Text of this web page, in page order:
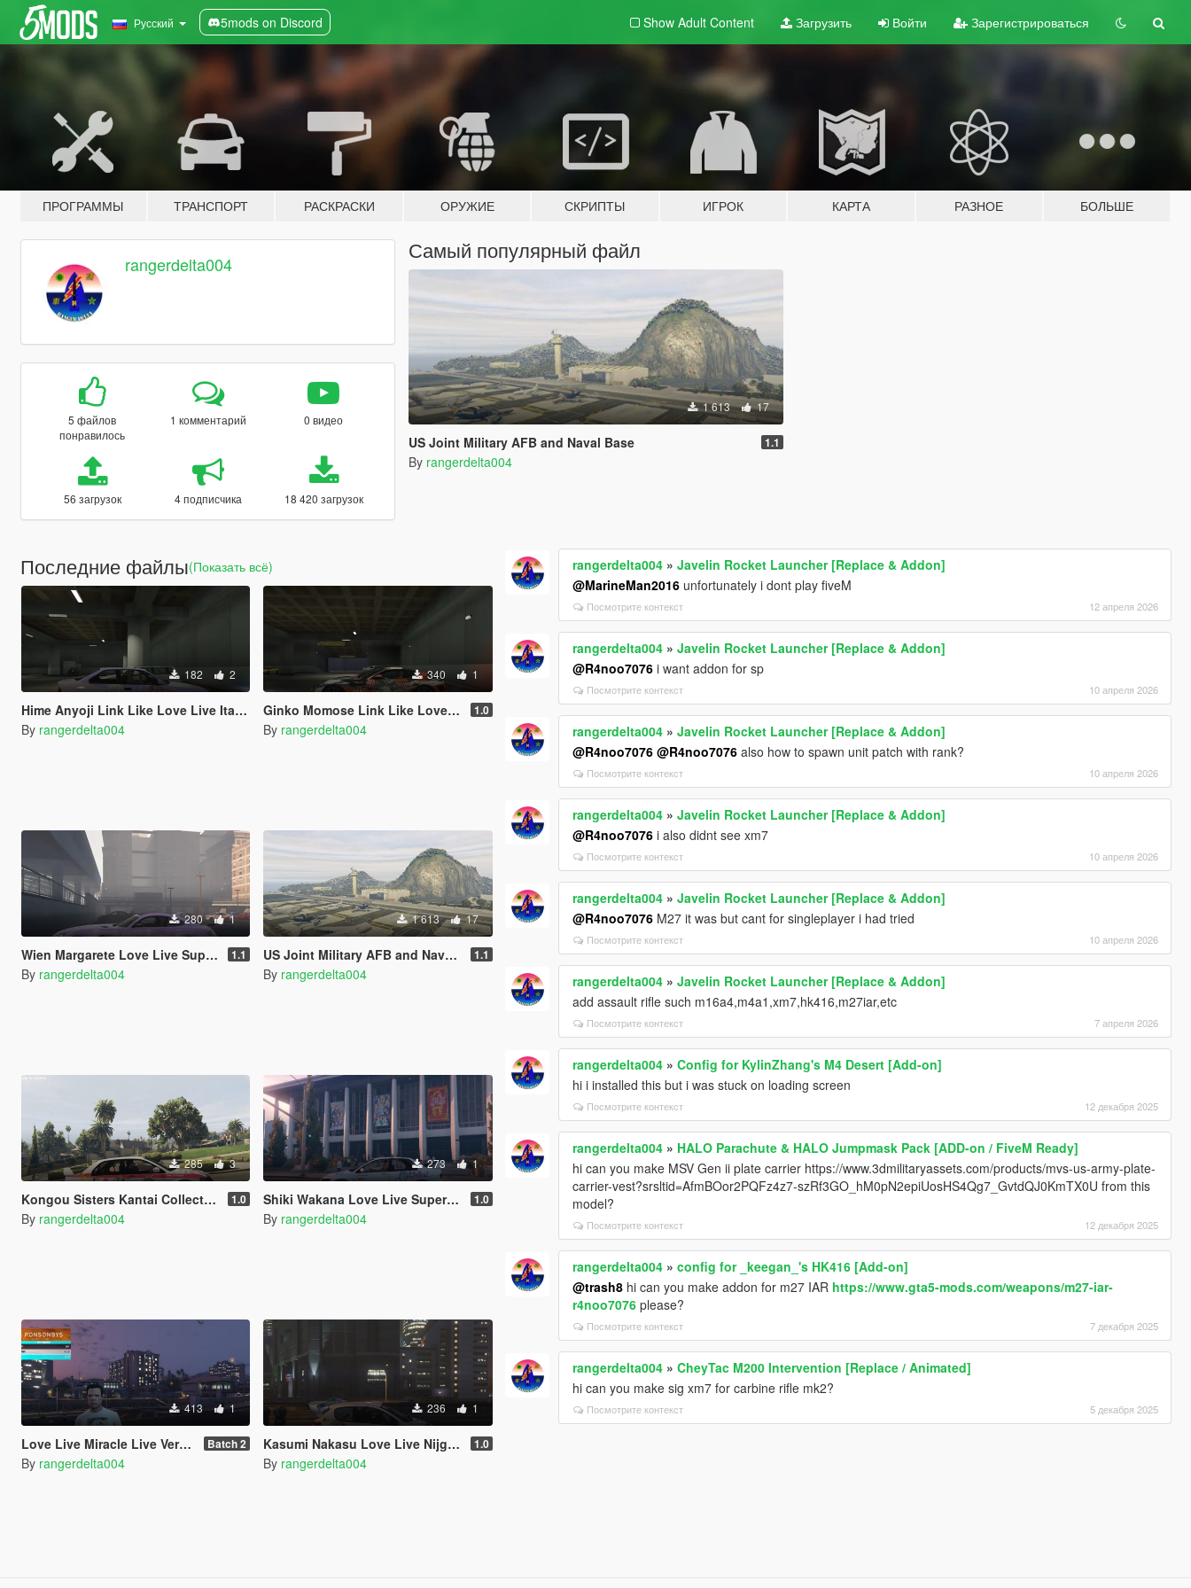
Русский 5mods on Discord Show Adult Content Загрузить Войти Зарегистрироваться
ПРОГРАММЫ ТРАНСПОРТ РАСКРАСКИ ОРУЖИЕ СКРИПТЫ ИГРОК КАРТА РАЗНОЕ БОЛЬШЕ
rangerdelta004
5 файлов
понравилось
1 комментарий 0 видео
56 загрузок 4 подписчика 18 420 загрузок
Самый популярный файл
1 613 17
US Joint Military AFB and Naval Base 1.1
By rangerdelta004
Последние файлы(Показать всё)
182 2
Hime Anyoji Link Like Love Live Itasha for BMW M3 E36 1997
By rangerdelta004
340 1
Ginko Momose Link Like Love Live Itasha for 2013 Ferrari F12 Stallone by Mansory 1.0
By rangerdelta004
280 1
Wien Margarete Love Live Superstar Itasha for 2017 Mercedes-Benz AMG GT-R 1.1
By rangerdelta004
1 613 17
US Joint Military AFB and Naval Base 1.1
By rangerdelta004
285 3
Kongou Sisters Kantai Collection for Mitsubishi Lancer Evolution IX 2005 1.0
By rangerdelta004
273 1
Shiki Wakana Love Live Superstar Itasha for 2003 Mitsubishi Lancer Evolution VIII 1.0
By rangerdelta004
413 1
Love Live Miracle Live Version T-Shirt Batch 2
By rangerdelta004
236 1
Kasumi Nakasu Love Live Nijgasaki School Idol Club Itasha for Peugeot 206 WRC 1.0
By rangerdelta004
rangerdelta004 »Javelin Rocket Launcher [Replace & Addon]
@MarineMan2016 unfortunately i dont play fiveM
Посмотрите контекст 12 апреля 2026
rangerdelta004 »Javelin Rocket Launcher [Replace & Addon]
@R4noo7076 i want addon for sp
Посмотрите контекст 10 апреля 2026
rangerdelta004 »Javelin Rocket Launcher [Replace & Addon]
@R4noo7076 @R4noo7076 also how to spawn unit patch with rank?
Посмотрите контекст 10 апреля 2026
rangerdelta004 »Javelin Rocket Launcher [Replace & Addon]
@R4noo7076 i also didnt see xm7
Посмотрите контекст 10 апреля 2026
rangerdelta004 »Javelin Rocket Launcher [Replace & Addon]
@R4noo7076 M27 it was but cant for singleplayer i had tried
Посмотрите контекст 10 апреля 2026
rangerdelta004 »Javelin Rocket Launcher [Replace & Addon]
add assault rifle such m16a4,m4a1,xm7,hk416,m27iar,etc
Посмотрите контекст 7 апреля 2026
rangerdelta004 »Config for KylinZhang's M4 Desert [Add-on]
hi i installed this but i was stuck on loading screen
Посмотрите контекст 12 декабря 2025
rangerdelta004 » HALO Parachute & HALO Jumpmask Pack [ADD-on / FiveM Ready]
hi can you make MSV Gen ii plate carrier https://www.3dmilitaryassets.com/products/mvs-us-army-plate-
carrier-vest?srsltid=AfmBOor2PQFz4z7-szRf3GO_hM0pN2epiUosHS4Qg7_GvtdQJ0KmTX0U from this
model?
Посмотрите контекст 12 декабря 2025
rangerdelta004 »config for _keegan_'s HK416 [Add-on]
@trash8 hi can you make addon for m27 IAR https://www.gta5-mods.com/weapons/m27-iar-
r4noo7076 please?
Посмотрите контекст 7 декабря 2025
rangerdelta004 »CheyTac M200 Intervention [Replace / Animated]
hi can you make sig xm7 for carbine rifle mk2?
Посмотрите контекст 5 декабря 2025